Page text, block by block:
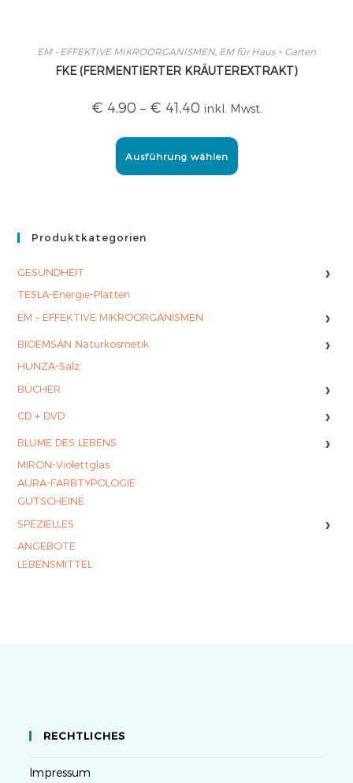
EM - EFFEKTIVE MIKROORGANISMEN EM für Haus + Garten
FKE (FERMENTIERTER KRÄUTEREXTRAKT)
€ 4,90 – € 41,40 inkl. Mwst.
Ausführung wählen
Produktkategorien
GESUNDHEIT ›
TESLA-Energie-Platten
EM – EFFEKTIVE MIKROORGANISMEN
›
BIOEMSAN Naturkosmetik ›
HUNZA-Salz
BÜCHER
›
CD + DVD ›
BLUME DES LEBENS ›
MIRON-Violettglas
AURA-FARBTYPOLOGIE
GUTSCHEINE
SPEZIELLES
›
ANGEBOTE
LEBENSMITTEL
RECHTLICHES
Impressum